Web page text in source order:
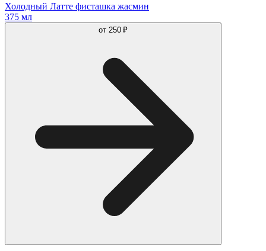
Холодный Латте фисташка жасмин
375 мл
от 250 ₽